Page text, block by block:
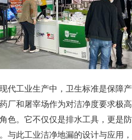
代工业生产中，卫生标准是保障
厂和屠宰场作为对洁净度要求极
色。它不仅仅是排水工具，更是
与此工业洁净地漏的设计与应用